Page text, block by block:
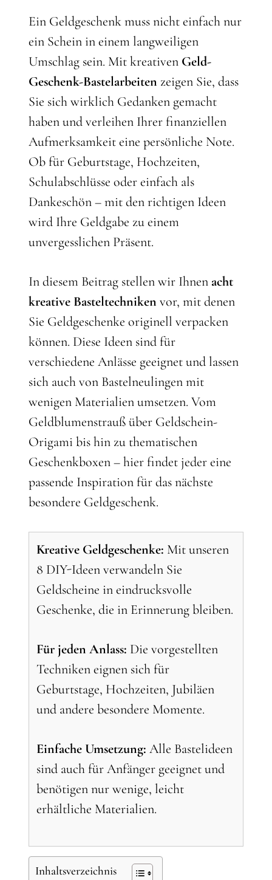
Ein Geldgeschenk muss nicht einfach nur
ein Schein in einem langweiligen
Umschlag sein. Mit kreativen Geld-
Geschenk-Bastelarbeiten zeigen Sie, dass
Sie sich wirklich Gedanken gemacht
haben und verleihen Ihrer finanziellen
Aufmerksamkeit eine persönliche Note.
Ob für Geburtstage, Hochzeiten,
Schulabschlüsse oder einfach als
Dankeschön – mit den richtigen Ideen
wird Ihre Geldgabe zu einem
unvergesslichen Präsent.
In diesem Beitrag stellen wir Ihnen acht
kreative Basteltechniken vor, mit denen
Sie Geldgeschenke originell verpacken
können. Diese Ideen sind für
verschiedene Anlässe geeignet und lassen
sich auch von Bastelneulingen mit
wenigen Materialien umsetzen. Vom
Geldblumenstrauß über Geldschein-
Origami bis hin zu thematischen
Geschenkboxen – hier findet jeder eine
passende Inspiration für das nächste
besondere Geldgeschenk.
Kreative Geldgeschenke: Mit unseren
8 DIY-Ideen verwandeln Sie
Geldscheine in eindrucksvolle
Geschenke, die in Erinnerung bleiben.
Für jeden Anlass: Die vorgestellten
Techniken eignen sich für
Geburtstage, Hochzeiten, Jubiläen
und andere besondere Momente.
Einfache Umsetzung: Alle Bastelideen
sind auch für Anfänger geeignet und
benötigen nur wenige, leicht
erhältliche Materialien.
Inhaltsverzeichnis